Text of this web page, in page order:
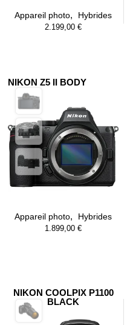
Appareil photo,
Hybrides
2.199,00€
NIKON Z5 II BODY
Appareil photo,
Hybrides
1.899,00€
NIKON COOLPIX P1100
BLACK